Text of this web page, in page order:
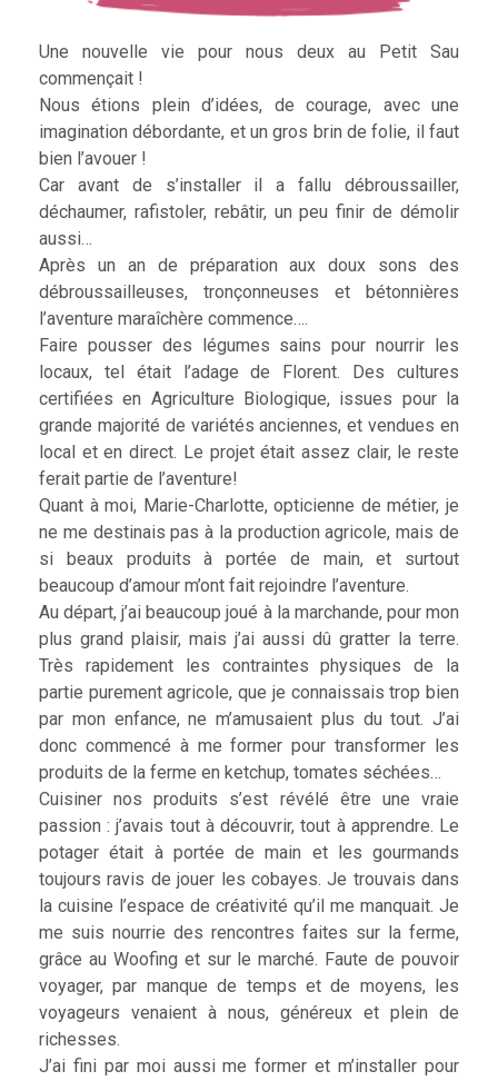
Une nouvelle vie pour nous deux au Petit Sau
commençait !
Nous étions plein d’idées, de courage, avec une
imagination débordante, et un gros brin de folie, il faut
bien l’avouer !
Car avant de s’installer il a fallu débroussailler,
déchaumer, rafistoler, rebâtir, un peu finir de démolir
aussi…
Après un an de préparation aux doux sons des
débroussailleuses, tronçonneuses et bétonnières
l’aventure maraîchère commence….
Faire pousser des légumes sains pour nourrir les
locaux, tel était l’adage de Florent. Des cultures
certifiées en Agriculture Biologique, issues pour la
grande majorité de variétés anciennes, et vendues en
local et en direct. Le projet était assez clair, le reste
ferait partie de l’aventure!
Quant à moi, Marie-Charlotte, opticienne de métier, je
ne me destinais pas à la production agricole, mais de
si beaux produits à portée de main, et surtout
beaucoup d’amour m’ont fait rejoindre l’aventure.
Au départ, j’ai beaucoup joué à la marchande, pour mon
plus grand plaisir, mais j’ai aussi dû gratter la terre.
Très rapidement les contraintes physiques de la
partie purement agricole, que je connaissais trop bien
par mon enfance, ne m’amusaient plus du tout. J’ai
donc commencé à me former pour transformer les
produits de la ferme en ketchup, tomates séchées…
Cuisiner nos produits s’est révélé être une vraie
passion : j’avais tout à découvrir, tout à apprendre. Le
potager était à portée de main et les gourmands
toujours ravis de jouer les cobayes. Je trouvais dans
la cuisine l’espace de créativité qu’il me manquait. Je
me suis nourrie des rencontres faites sur la ferme,
grâce au Woofing et sur le marché. Faute de pouvoir
voyager, par manque de temps et de moyens, les
voyageurs venaient à nous, généreux et plein de
richesses.
J’ai fini par moi aussi me former et m’installer pour